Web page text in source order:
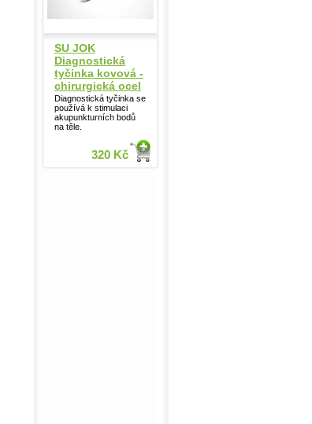
SU JOK
Diagnostická
tyčinka kovová -
chirurgická ocel
Diagnostická tyčinka se
používá k stimulaci
akupunkturních bodů
na těle.
320 Kč